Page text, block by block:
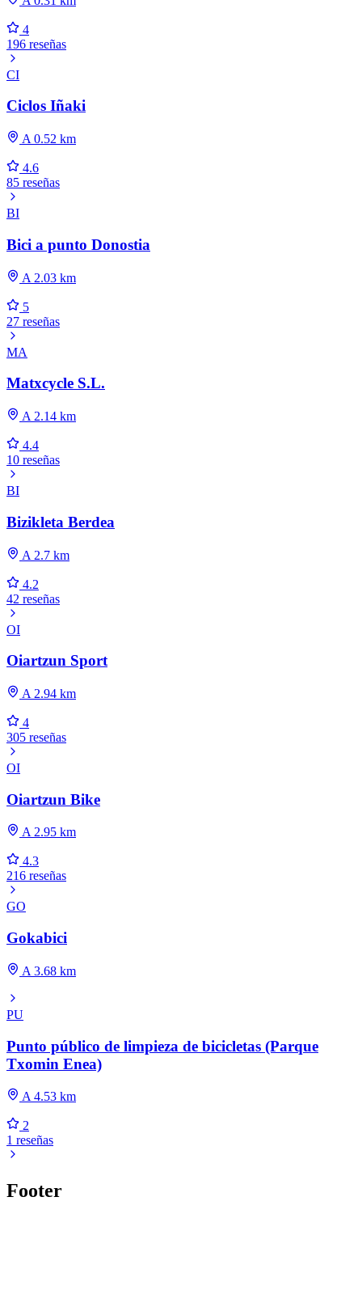
4
196 reseñas
CI
Ciclos Iñaki
A 0.52 km
4.6
85 reseñas
BI
Bici a punto Donostia
A 2.03 km
5
27 reseñas
MA
Matxcycle S.L.
A 2.14 km
4.4
10 reseñas
BI
Bizikleta Berdea
A 2.7 km
4.2
42 reseñas
OI
Oiartzun Sport
A 2.94 km
4
305 reseñas
OI
Oiartzun Bike
A 2.95 km
4.3
216 reseñas
GO
Gokabici
A 3.68 km
PU
Punto público de limpieza de bicicletas (Parque
Txomin Enea)
A 4.53 km
2
1 reseñas
Footer